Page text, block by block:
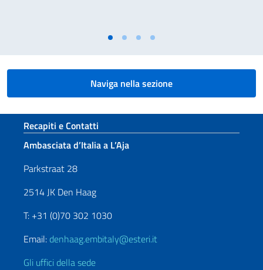
Naviga nella sezione
Sezione footer
Recapiti e Contatti
Ambasciata d’Italia a L’Aja
Parkstraat 28
2514 JK Den Haag
T: +31 (0)70 302 1030
Email: denhaag.embitaly@esteri.it
Gli uffici della sede